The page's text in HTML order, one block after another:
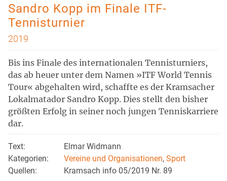
Sandro Kopp im Finale ITF-
Tennisturnier
2019
Bis ins Finale des internationalen Tennisturniers,
das ab heuer unter dem Namen »ITF World Tennis
Tour« abgehalten wird, schaffte es der Kramsacher
Lokalmatador Sandro Kopp. Dies stellt den bisher
größten Erfolg in seiner noch jungen Tenniskarriere
dar.
Text:
Elmar Widmann
Kategorien:
Vereine und Organisationen, Sport
Quellen:
Kramsach info 05/2019 Nr. 89